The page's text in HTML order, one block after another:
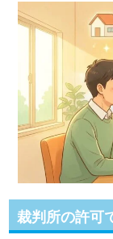
裁判所の許可